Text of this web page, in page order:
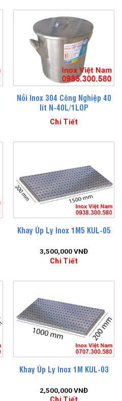
Nồi Inox 304 Công Nghiệp 40
lít N-40L/1LOP
Chi Tiết
Khay Úp Ly Inox 1M5 KUL-05
3,500,000VNĐ
Chi Tiết
Khay Úp Ly Inox 1M KUL-03
2,500,000VNĐ